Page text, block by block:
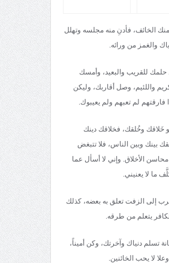
منك الخائف، فأدنِ منه مجلسه وتهلل
والغمز من ورائه.
حلمك للقريب والبعيد، وأمسك
واللئيم، وصل أقاربك، وليكن
فارقتهم لم تعبهم ولم يعيبوك.
خَلاقك وخُلقك، فخلاقك دينك
بينك وبين الناس، فلا تتبغض
محاسن الأخلاق. وإني لا أسأل عما
ما لا يعنيني.
إلى الزفت تعلق به بعضه، كذلك
يتعلم من طرقه.
تسلم دنياك وآخرتك، وكن أميناً،
لا يحب الخائنين.